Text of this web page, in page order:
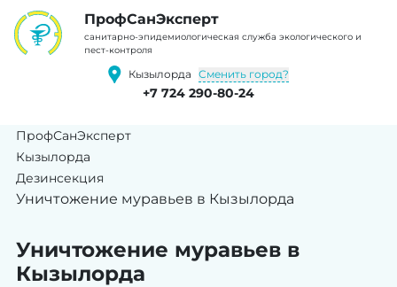
ПрофCанЭксперт
cанитарно-эпидемиологическая служба экологического и
пест-контроля
Кызылорда Сменить город?
+7 724 290-80-24
ПрофСанЭксперт
Кызылорда
Дезинсекция
Уничтожение муравьев в Кызылорда
Уничтожение муравьев в
Кызылорда